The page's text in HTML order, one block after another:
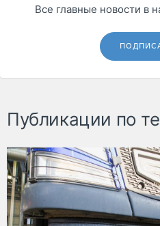
Все главные новости в
Публикации по